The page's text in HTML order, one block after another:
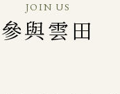
JOIN US
參與雲田